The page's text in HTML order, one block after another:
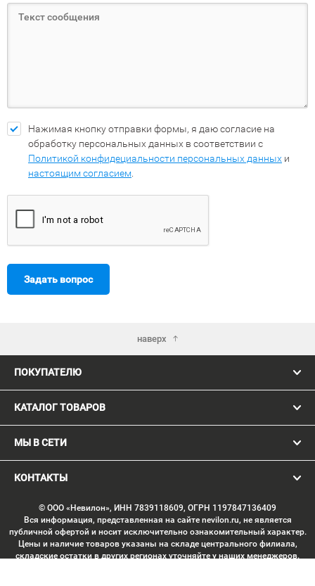
Нажимая кнопку отправки формы, я даю согласие на
обработку персональных данных в соответствии с
Политикой конфидециальности персональных данных и
настоящим согласием
Задать вопрос
наверх
ПОКУПАТЕЛЮ
КАТАЛОГ ТОВАРОВ
МЫ В СЕТИ
КОНТАКТЫ
© ООО «Невилон», ИНН 7839118609, ОГРН 1197847136409
Вся информация, представленная на сайте nevilon.ru, не является
публичной офертой и носит исключительно ознакомительный характер.
Цены и наличие товаров указаны на складе центрального филиала,
складские остатки в других регионах уточняйте у наших менеджеров.